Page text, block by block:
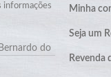
informações
do
Minha
Seja um
Revenda